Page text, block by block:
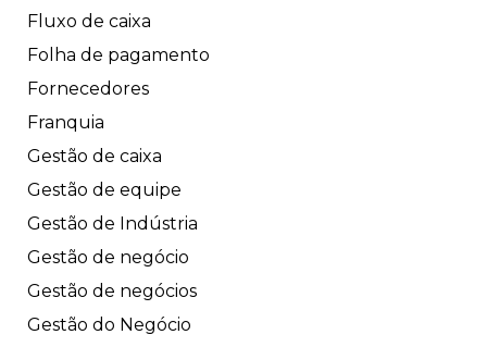
Fluxo de caixa
Folha de pagamento
Fornecedores
Franquia
Gestão de caixa
Gestão de equipe
Gestão de Indústria
Gestão de negócio
Gestão de negócios
Gestão do Negócio